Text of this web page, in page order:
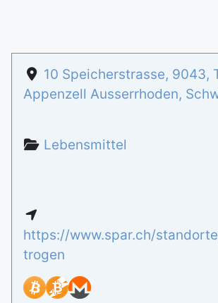
10 Speicherstrasse, 9043,
Appenzell Ausserrhoden,
Lebensmittel
https://www.spar.ch/
trogen